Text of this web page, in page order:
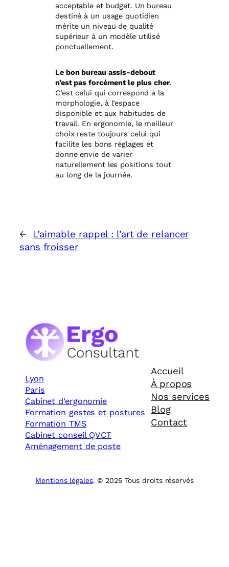
acceptable et budget. Un bureau
destiné à un usage quotidien
mérite un niveau de qualité
supérieur à un modèle utilisé
ponctuellement.
Le bon bureau assis-debout
n’est pas forcément le plus cher.
C’est celui qui correspond à la
morphologie, à l’espace
disponible et aux habitudes de
travail. En ergonomie, le meilleur
choix reste toujours celui qui
facilite les bons réglages et
donne envie de varier
naturellement les positions tout
au long de la journée.
←
L’aimable rappel : l’art de relancer
sans froisser
Lyon
Paris
Cabinet d’ergonomie
Formation gestes et postures
Formation TMS
Cabinet conseil QVCT
Aménagement de poste
Accueil
À propos
Nos services
Blog
Contact
Mentions légales. © 2025 Tous droits réservés